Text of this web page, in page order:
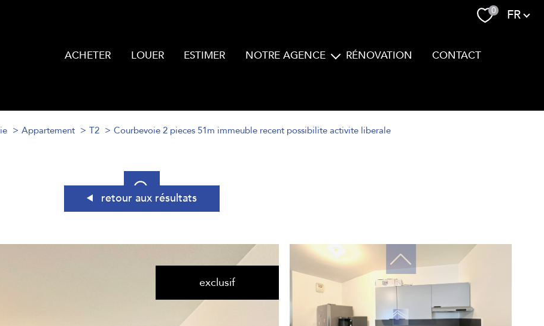
0 Langue
FR
ACHETER LOUER ESTIMER NOTRE AGENCE RÉNOVATION CONTACT
Appartement T2 Courbevoie 2 pieces 51m immeuble recent possibilite activite liberale
louer
Budget filtrer
filtres
retour aux résultats
exclusif